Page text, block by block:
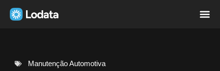
Manutenção Automotiva